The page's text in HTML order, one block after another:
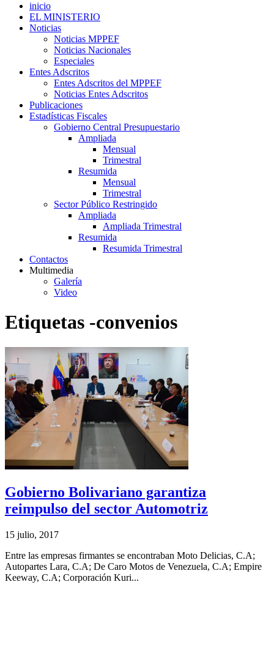
inicio
EL MINISTERIO
Noticias
Noticias MPPEF
Noticias Nacionales
Especiales
Entes Adscritos
Entes Adscritos del MPPEF
Noticias Entes Adscritos
Publicaciones
Estadísticas Fiscales
Gobierno Central Presupuestario
Ampliada
Mensual
Trimestral
Resumida
Mensual
Trimestral
Sector Público Restringido
Ampliada
Ampliada Trimestral
Resumida
Resumida Trimestral
Contactos
Multimedia
Galería
Video
Etiquetas -convenios
Gobierno Bolivariano garantiza
reimpulso del sector Automotriz
15 julio, 2017
Entre las empresas firmantes se encontraban Moto Delicias, C.A;
Autopartes Lara, C.A; De Caro Motos de Venezuela, C.A; Empire
Keeway, C.A; Corporación Kuri...